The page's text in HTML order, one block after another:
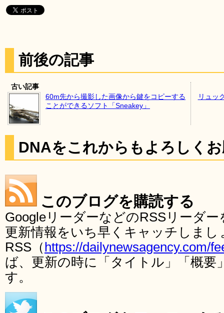
前後の記事
古い記事
60m先から撮影した画像から鍵をコピーする
ことができるソフト「Sneakey」
リュッ
DNAをこれからもよろしく
このブログを購読する
GoogleリーダーなどのRSSリーダ
更新情報をいち早くキャッチしま
RSS（ https://dailynewsagency.com/
ば、更新の時に「タイトル」「概要
す。